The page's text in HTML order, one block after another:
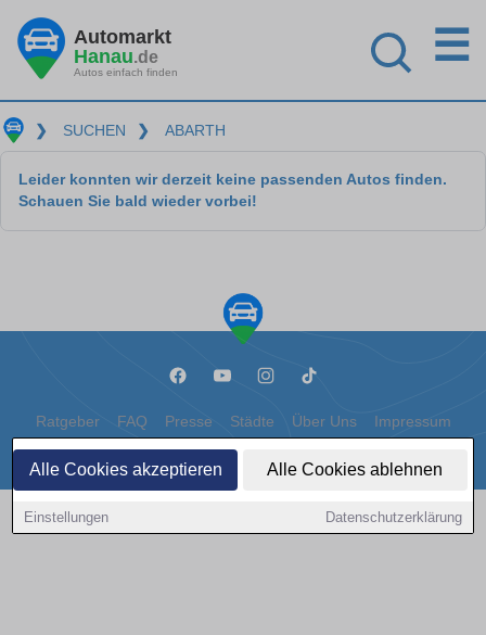
Alle Cookies akzeptieren Alle Cookies ablehnen
Einstellungen Datenschutzerklärung
Automarkt
Hanau.de
Autos einfach finden
☰
❯ SUCHEN ❯ ABARTH
Leider konnten wir derzeit keine passenden Autos finden.
Schauen Sie bald wieder vorbei!
Ratgeber FAQ Presse Städte Über Uns Impressum
Datenschutz Cookies
Copyright © 2000 - 2026 | 1A Infosysteme GmbH | Content by: 1a-sites-autos